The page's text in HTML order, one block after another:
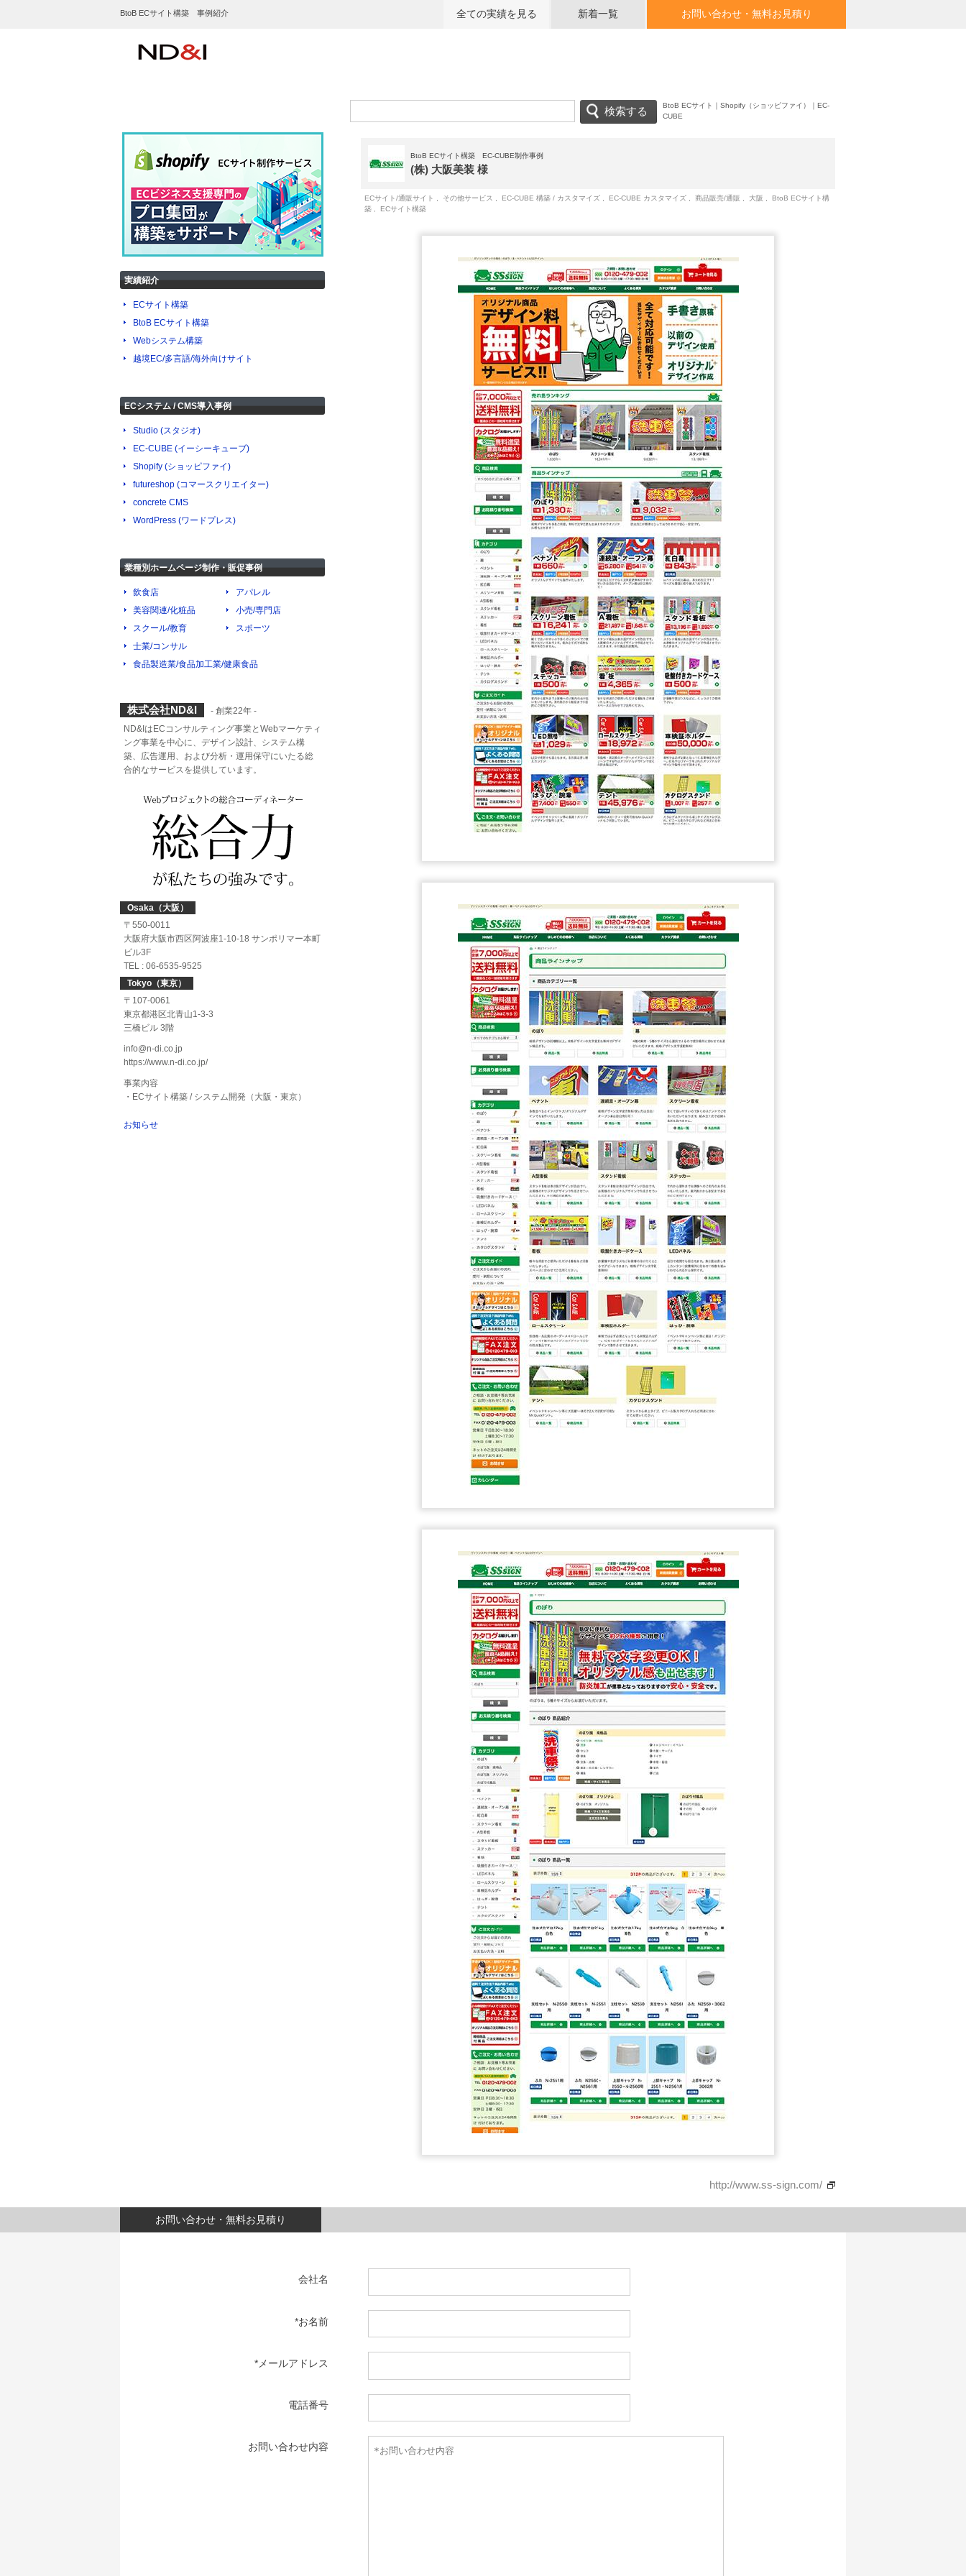
BtoB ECサイト構築 事例紹介 お問い合わせ・無料お見積り
新着一覧
全ての実績を見る
BtoB ECサイト ｜ Shopify（ショッピファイ） ｜ EC-
CUBE
BtoB ECサイト構築 EC-CUBE制作事例
(株) 大阪美装 様
ECサイト/通販サイト その他サービス EC-CUBE 構築 / カスタマイズ EC-CUBE カスタマイズ 商品販売/通販 大阪
BtoB ECサイト構
築
ECサイト構築
http://www.ss-sign.com/
実績紹介
ECサイト構築
BtoB ECサイト構築
Webシステム構築
越境EC/多言語/海外向けサイト
ECシステム / CMS導入事例
Studio (スタジオ)
EC-CUBE (イーシーキューブ)
Shopify (ショッピファイ)
futureshop (コマースクリエイター)
concrete CMS
WordPress (ワードプレス)
業種別ホームページ制作・販促事例
飲食店
アパレル
美容関連/化粧品
小売/専門店
スクール/教育
スポーツ
士業/コンサル
食品製造業/食品加工業/健康食品
株式会社ND&I - 創業22年 -
ND&IはECコンサルティング事業とWebマーケティ
ング事業を中心に、デザイン設計、システム構
築、広告運用、および分析・運用保守にいたる総
合的なサービスを提供しています。
Osaka（大阪）
〒550-0011
大阪府大阪市西区阿波座1-10-18 サンポリマー本町
ビル3F
TEL : 06-6535-9525
Tokyo（東京）
〒107-0061
東京都港区北青山1-3-3
三橋ビル 3階
info@n-di.co.jp
https://www.n-di.co.jp/
事業内容
・ECサイト構築 / システム開発（大阪・東京）
お知らせ
お問い合わせ・無料お見積り
会社名
*お名前
*メールアドレス
電話番号
お問い合わせ内容